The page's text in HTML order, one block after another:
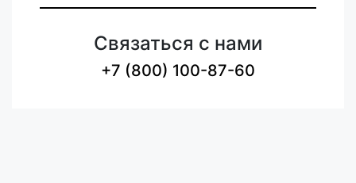
Связаться с нами
+7 (800) 100-87-60